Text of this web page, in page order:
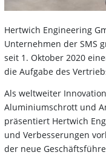
Hertwich Engineering
Unternehmen der SMS
seit 1. Oktober 2020
die Aufgabe des
Als weltweiter
Aluminiumschrott und
präsentiert Hertwich
und Verbesserungen
der neue